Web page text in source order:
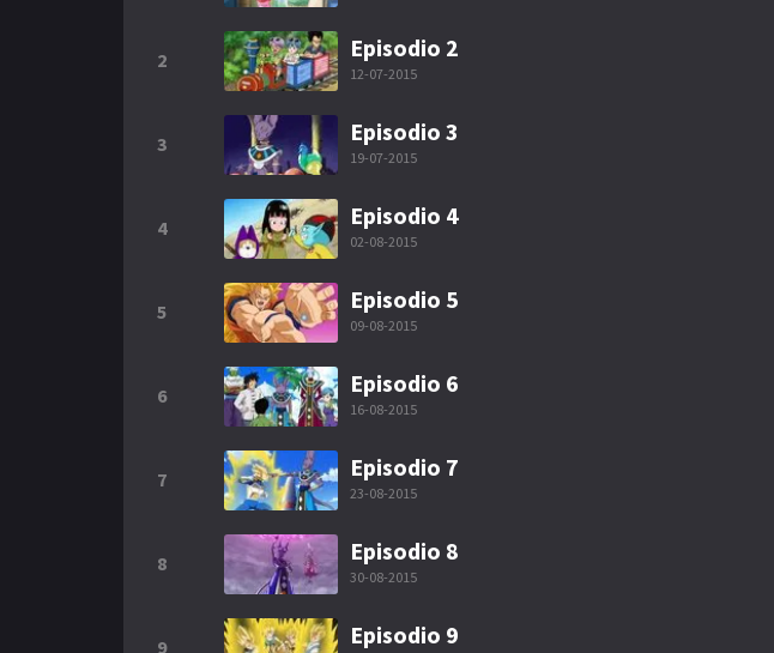
2 Episodio 2
12-07-2015
3 Episodio 3
19-07-2015
4 Episodio 4
02-08-2015
5 Episodio 5
09-08-2015
6 Episodio 6
16-08-2015
7 Episodio 7
23-08-2015
8 Episodio 8
30-08-2015
9 Episodio 9